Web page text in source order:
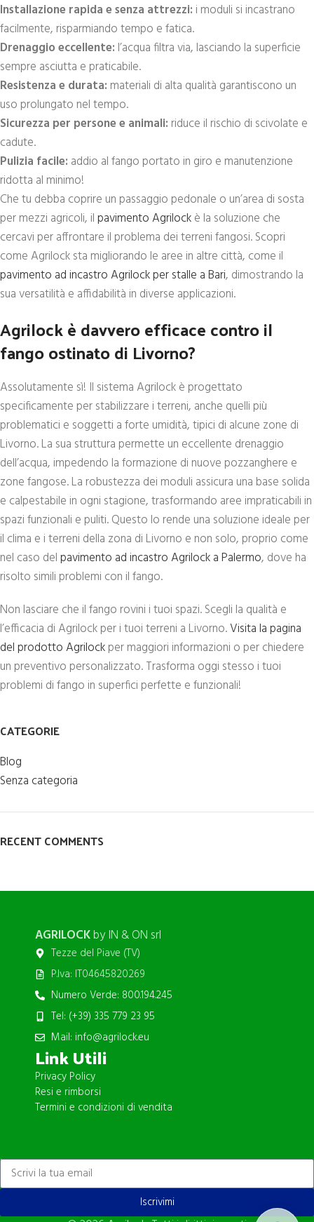
Installazione rapida e senza attrezzi: i moduli si incastrano
facilmente, risparmiando tempo e fatica.
Drenaggio eccellente: l’acqua filtra via, lasciando la superficie
sempre asciutta e praticabile.
Resistenza e durata: materiali di alta qualità garantiscono un
uso prolungato nel tempo.
Sicurezza per persone e animali: riduce il rischio di scivolate e
cadute.
Pulizia facile: addio al fango portato in giro e manutenzione
ridotta al minimo!
Che tu debba coprire un passaggio pedonale o un’area di sosta
per mezzi agricoli, ilpavimento Agrilockè la soluzione che
cercavi per affrontare il problema dei terreni fangosi. Scopri
come Agrilock sta migliorando le aree in altre città, come il
pavimento ad incastro Agrilock per stalle a Bari, dimostrando la
sua versatilità e affidabilità in diverse applicazioni.
Agrilock è davvero efficace contro il
fango ostinato di Livorno?
Assolutamente sì! Il sistema Agrilock è progettato
specificamente per stabilizzare i terreni, anche quelli più
problematici e soggetti a forte umidità, tipici di alcune zone di
Livorno. La sua struttura permette un eccellente drenaggio
dell’acqua, impedendo la formazione di nuove pozzanghere e
zone fangose. La robustezza dei moduli assicura una base solida
e calpestabile in ogni stagione, trasformando aree impraticabili in
spazi funzionali e puliti. Questo lo rende una soluzione ideale per
il clima e i terreni della zona di Livorno e non solo, proprio come
nel caso delpavimento ad incastro Agrilock a Palermo, dove ha
risolto simili problemi con il fango.
Non lasciare che il fango rovini i tuoi spazi. Scegli la qualità e
l’efficacia di Agrilock per i tuoi terreni a Livorno.Visita la pagina
del prodotto Agrilockper maggiori informazioni o per chiedere
un preventivo personalizzato. Trasforma oggi stesso i tuoi
problemi di fango in superfici perfette e funzionali!
CATEGORIE
Blog
Senza categoria
RECENT COMMENTS
AGRILOCKby IN & ON srl
Tezze del Piave (TV)
P.Iva: IT04645820269
Numero Verde: 800.194.245
Tel: (+39) 335 779 23 95
Mail: info@agrilock.eu
Link Utili
Privacy Policy
Resi e rimborsi
Termini e condizioni di vendita
ISCRIVITI ALLA NEWSLETTER
Iscrivimi